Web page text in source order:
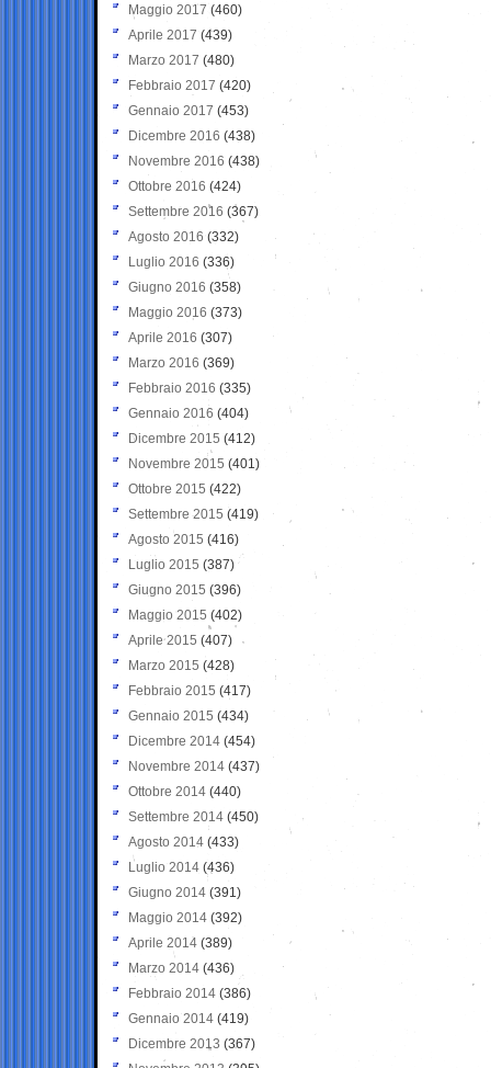
Maggio 2017 (460)
Aprile 2017 (439)
Marzo 2017 (480)
Febbraio 2017 (420)
Gennaio 2017 (453)
Dicembre 2016 (438)
Novembre 2016 (438)
Ottobre 2016 (424)
Settembre 2016 (367)
Agosto 2016 (332)
Luglio 2016 (336)
Giugno 2016 (358)
Maggio 2016 (373)
Aprile 2016 (307)
Marzo 2016 (369)
Febbraio 2016 (335)
Gennaio 2016 (404)
Dicembre 2015 (412)
Novembre 2015 (401)
Ottobre 2015 (422)
Settembre 2015 (419)
Agosto 2015 (416)
Luglio 2015 (387)
Giugno 2015 (396)
Maggio 2015 (402)
Aprile 2015 (407)
Marzo 2015 (428)
Febbraio 2015 (417)
Gennaio 2015 (434)
Dicembre 2014 (454)
Novembre 2014 (437)
Ottobre 2014 (440)
Settembre 2014 (450)
Agosto 2014 (433)
Luglio 2014 (436)
Giugno 2014 (391)
Maggio 2014 (392)
Aprile 2014 (389)
Marzo 2014 (436)
Febbraio 2014 (386)
Gennaio 2014 (419)
Dicembre 2013 (367)